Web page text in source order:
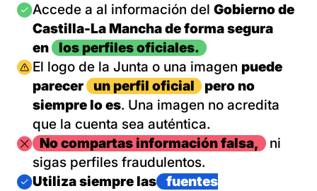
Imagen
Accede a al información del Gobierno de
Castilla-La Mancha de forma segura
en
los perfiles oficiales.
Imagen
El logo de la Junta o una imagen puede
parecer
un perfil oficial
pero no
siempre lo es. Una imagen no acredita
que la cuenta sea auténtica.
ImagenNo compartas información falsa,
ni
sigas perfiles fraudulentos.
Imagen
Utiliza siempre las
fuentes